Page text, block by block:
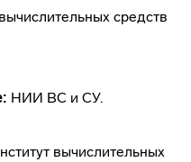
средств
НИИ ВС и СУ.
вычислительных